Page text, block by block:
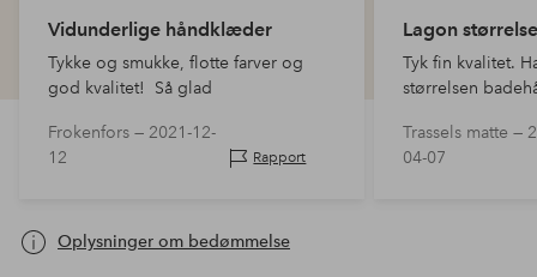
Vidunderlige håndklæder
Tykke og smukke, flotte farver og
god kvalitet! Så glad
Frokenfors — 2021-12-
12
Rapport
Lagon størrelse
Tyk fin kvalitet.
størrelsen
ret tunge med
placeres på
Trassels matte —
04-07
Oplysninger om bedømmelse